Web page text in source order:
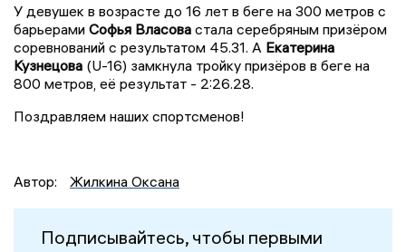
У девушек в возрасте до 16 лет в беге на 300 метров с
барьерами Софья Власова стала серебряным призёром
соревнований с результатом 45.31. А Екатерина
Кузнецова (U-16) замкнула тройку призёров в беге на
800 метров, её результат - 2:26.28.
Поздравляем наших спортсменов!
Автор: Жилкина Оксана
Подписывайтесь, чтобы первыми